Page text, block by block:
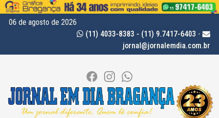
06 de agosto de 2026
(11) 4033-8383 - (11) 9.7417-6403 -
jornal@jornalemdia.com.br